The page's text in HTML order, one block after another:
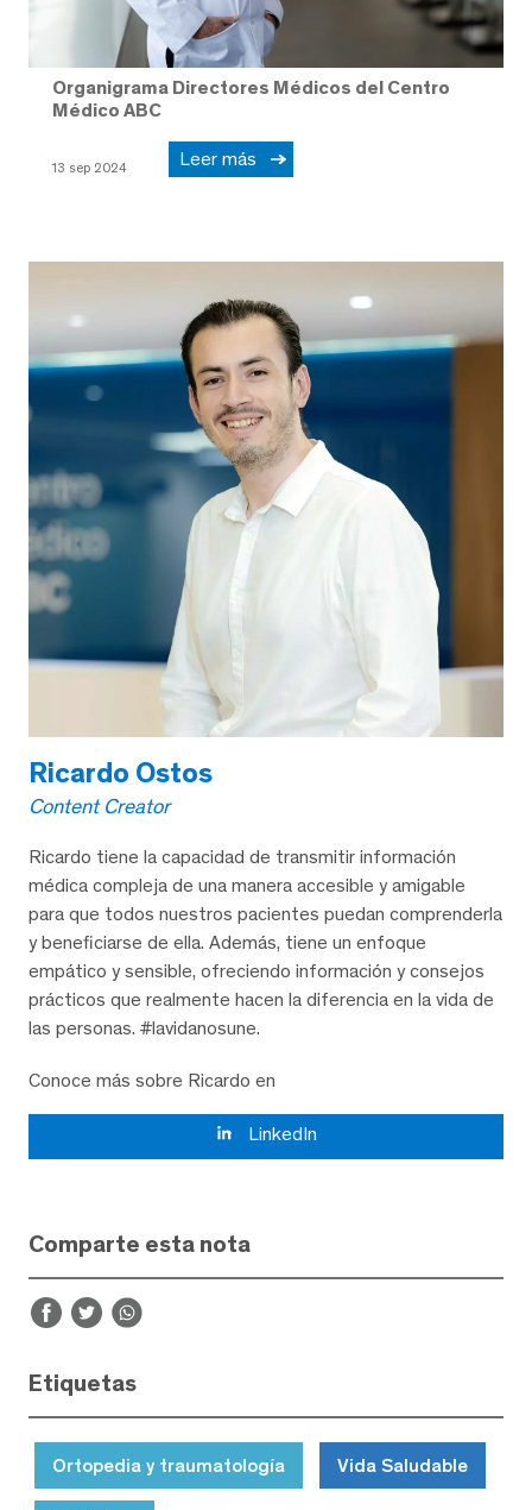
Organigrama Directores Médicos del Centro
Médico ABC
13 sep 2024 Leer más
Ricardo Ostos
Content Creator
Ricardo tiene la capacidad de transmitir información
médica compleja de una manera accesible y amigable
para que todos nuestros pacientes puedan comprenderla
y beneficiarse de ella. Además, tiene un enfoque
empático y sensible, ofreciendo información y consejos
prácticos que realmente hacen la diferencia en la vida de
las personas. #lavidanosune.
Conoce más sobre Ricardo en
LinkedIn
Comparte esta nota
Etiquetas
Ortopedia y traumatología Vida Saludable